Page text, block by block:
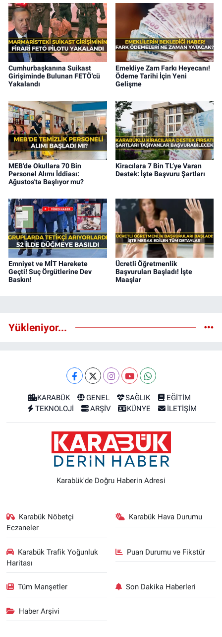
Cumhurbaşkanına Suikast
Girişiminde Bulunan FETÖ'cü
Yakalandı
Emekliye Zam Farkı Heyecanı!
Ödeme Tarihi İçin Yeni
Gelişme
MEB'de Okullara 70 Bin
Personel Alımı İddiası:
Ağustos'ta Başlıyor mu?
Kiracılara 7 Bin TL’ye Varan
Destek: İşte Başvuru Şartları
Emniyet ve MİT Harekete
Geçti! Suç Örgütlerine Dev
Baskın!
Ücretli Öğretmenlik
Başvuruları Başladı! İşte
Maaşlar
Yükleniyor...
KARABÜK GENEL SAĞLIK
EĞİTİM
TEKNOLOJİ
ARŞİV KÜNYE İLETİŞİM
Karabük'de Doğru Haberin Adresi
Karabük Nöbetçi
Eczaneler
Karabük Hava Durumu
Karabük Trafik Yoğunluk
Haritası
Puan Durumu ve Fikstür
Tüm Manşetler Son Dakika Haberleri
Haber Arşivi